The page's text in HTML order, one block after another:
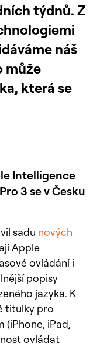
týdnů. Z
náš
může
která se
Intelligence
3 se v Česku
sadu nových
Apple
ovládání i
popisy
jazyka. K
titulky pro
(iPhone, iPad,
ovládat